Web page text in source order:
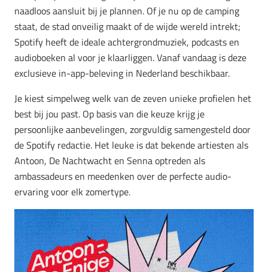
naadloos aansluit bij je plannen. Of je nu op de camping
staat, de stad onveilig maakt of de wijde wereld intrekt;
Spotify heeft de ideale achtergrondmuziek, podcasts en
audioboeken al voor je klaarliggen. Vanaf vandaag is deze
exclusieve in-app-beleving in Nederland beschikbaar.
Je kiest simpelweg welk van de zeven unieke profielen het
best bij jou past. Op basis van die keuze krijg je
persoonlijke aanbevelingen, zorgvuldig samengesteld door
de Spotify redactie. Het leuke is dat bekende artiesten als
Antoon, De Nachtwacht en Senna optreden als
ambassadeurs en meedenken over de perfecte audio-
ervaring voor elk zomertype.